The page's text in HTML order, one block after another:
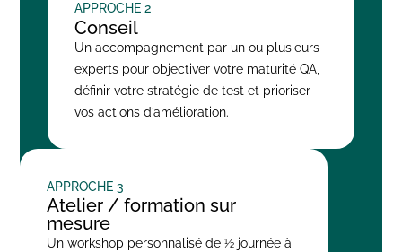
APPROCHE 2
Conseil
Un accompagnement par un ou plusieurs
experts pour objectiver votre maturité QA,
définir votre stratégie de test et prioriser
vos actions d’amélioration.
APPROCHE 3
Atelier / formation sur
mesure
Un workshop personnalisé de ½ journée à